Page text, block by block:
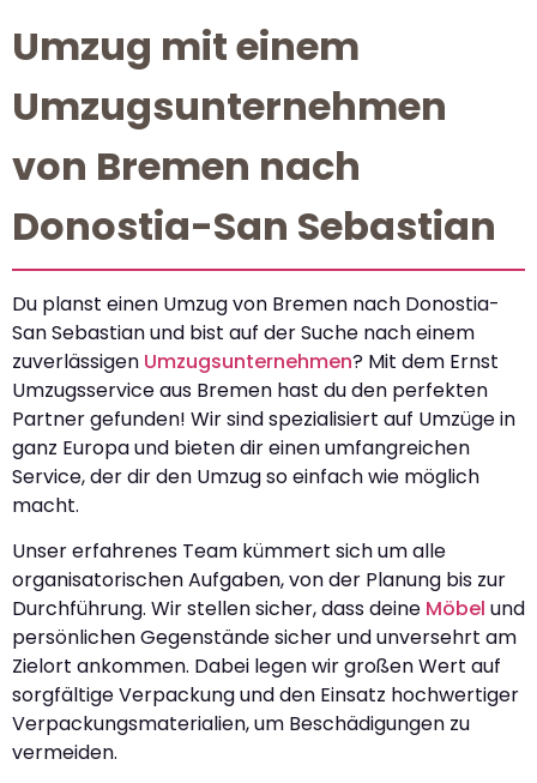
Umzug mit einem
Umzugsunternehmen
von Bremen nach
Donostia-San Sebastian
Du planst einen Umzug von Bremen nach Donostia-
San Sebastian und bist auf der Suche nach einem
zuverlässigen Umzugsunternehmen? Mit dem Ernst
Umzugsservice aus Bremen hast du den perfekten
Partner gefunden! Wir sind spezialisiert auf Umzüge in
ganz Europa und bieten dir einen umfangreichen
Service, der dir den Umzug so einfach wie möglich
macht.
Unser erfahrenes Team kümmert sich um alle
organisatorischen Aufgaben, von der Planung bis zur
Durchführung. Wir stellen sicher, dass deine Möbel und
persönlichen Gegenstände sicher und unversehrt am
Zielort ankommen. Dabei legen wir großen Wert auf
sorgfältige Verpackung und den Einsatz hochwertiger
Verpackungsmaterialien, um Beschädigungen zu
vermeiden.